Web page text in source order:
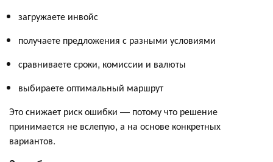
загружаете инвойс
получаете предложения с разными условиями
сравниваете сроки, комиссии и валюты
выбираете оптимальный маршрут
Это снижает риск ошибки — потому что решение
принимается не вслепую, а на основе конкретных
вариантов.